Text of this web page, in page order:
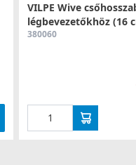
VILPE Wive
légbevezetőkhöz (16
380060